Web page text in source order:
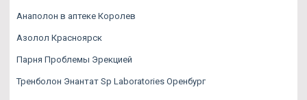
Анаполон в аптеке Королев
Азолол Красноярск
Парня Проблемы Эрекцией
Тренболон Энантат Sp Laboratories Оренбург